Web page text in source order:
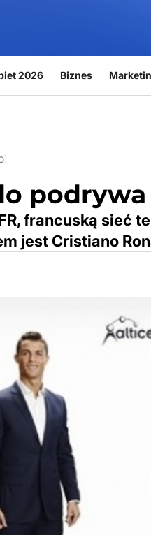
2026 Biznes
podrywa
francuską sieć
jest Cristiano